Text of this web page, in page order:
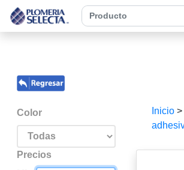
Color
Precios
Inicio>